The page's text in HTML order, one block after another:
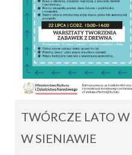
TWÓRCZE LATO
W SIENIAWIE